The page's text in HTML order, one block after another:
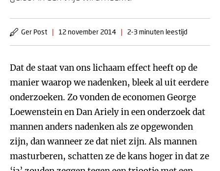
Ger Post | 12 november 2014 | 2-3 minuten leestijd
Dat de staat van ons lichaam effect heeft op de
manier waarop we nadenken, bleek al uit eerdere
onderzoeken. Zo vonden de economen George
Loewenstein en Dan Ariely in een onderzoek dat
mannen anders nadenken als ze opgewonden
zijn, dan wanneer ze dat niet zijn. Als mannen
masturberen, schatten ze de kans hoger in dat ze